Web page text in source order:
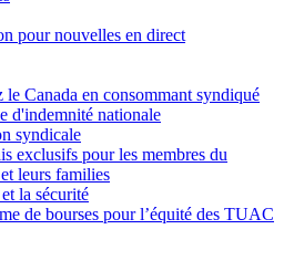
pour nouvelles en direct
le Canada en consommant syndiqué
d'indemnité nationale
syndicale
exclusifs pour les membres du
leurs families
la sécurité
de bourses pour l’équité des TUAC